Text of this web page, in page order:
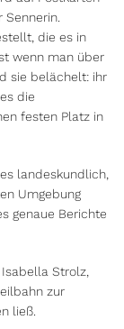
die es in
wenn man über
sie belächelt: ihr
die
festen Platz in
landeskundlich,
Umgebung
genaue Berichte
Strolz,
zur
ließ.